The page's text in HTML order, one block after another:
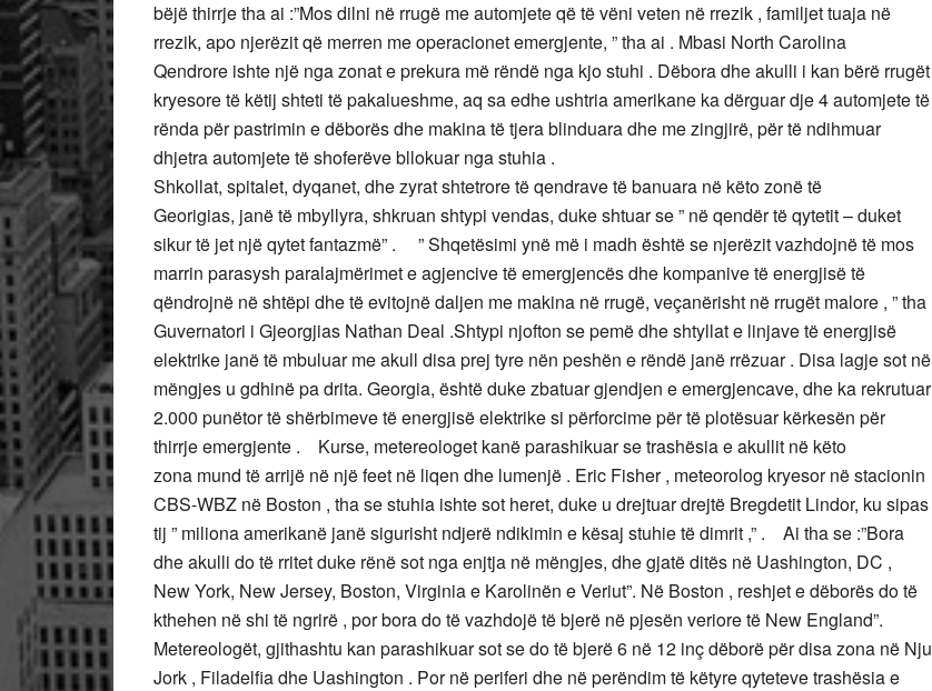
bëjë thirrje tha ai :”Mos dilni në rrugë me automjete që të vëni veten në rrezik , familjet tuaja në
rrezik, apo njerëzit që merren me operacionet emergjente, ” tha ai . Mbasi North Carolina
Qendrore ishte një nga zonat e prekura më rëndë nga kjo stuhi . Dëbora dhe akulli i kan bërë rrugët
kryesore të këtij shteti të pakalueshme, aq sa edhe ushtria amerikane ka dërguar dje 4 automjete të
rënda për pastrimin e dëborës dhe makina të tjera blinduara dhe me zingjirë, për të ndihmuar
dhjetra automjete të shoferëve bllokuar nga stuhia .
Shkollat, spitalet, dyqanet, dhe zyrat shtetrore të qendrave të banuara në këto zonë të
Georigias, janë të mbyllyra, shkruan shtypi vendas, duke shtuar se ” në qendër të qytetit – duket
sikur të jet një qytet fantazmë” . ” Shqetësimi ynë më i madh është se njerëzit vazhdojnë të mos
marrin parasysh paralajmërimet e agjencive të emergjencës dhe kompanive të energjisë të
qëndrojnë në shtëpi dhe të evitojnë daljen me makina në rrugë, veçanërisht në rrugët malore , ” tha
Guvernatori i Gjeorgjias Nathan Deal .Shtypi njofton se pemë dhe shtyllat e linjave të energjisë
elektrike janë të mbuluar me akull disa prej tyre nën peshën e rëndë janë rrëzuar . Disa lagje sot në
mëngjes u gdhinë pa drita. Georgia, është duke zbatuar gjendjen e emergjencave, dhe ka rekrutuar
2.000 punëtor të shërbimeve të energjisë elektrike si përforcime për të plotësuar kërkesën për
thirrje emergjente . Kurse, metereologet kanë parashikuar se trashësia e akullit në këto
zona mund të arrijë në një feet në liqen dhe lumenjë . Eric Fisher , meteorolog kryesor në stacionin
CBS-WBZ në Boston , tha se stuhia ishte sot heret, duke u drejtuar drejtë Bregdetit Lindor, ku sipas
tij ” miliona amerikanë janë sigurisht ndjerë ndikimin e kësaj stuhie të dimrit ,” . Ai tha se :”Bora
dhe akulli do të rritet duke rënë sot nga enjtja në mëngjes, dhe gjatë ditës në Uashington, DC ,
New York, New Jersey, Boston, Virginia e Karolinën e Veriut”. Në Boston , reshjet e dëborës do të
kthehen në shi të ngrirë , por bora do të vazhdojë të bjerë në pjesën veriore të New England”.
Metereologët, gjithashtu kan parashikuar sot se do të bjerë 6 në 12 inç dëborë për disa zona në Nju
Jork , Filadelfia dhe Uashington . Por në periferi dhe në perëndim të këtyre qyteteve trashësia e